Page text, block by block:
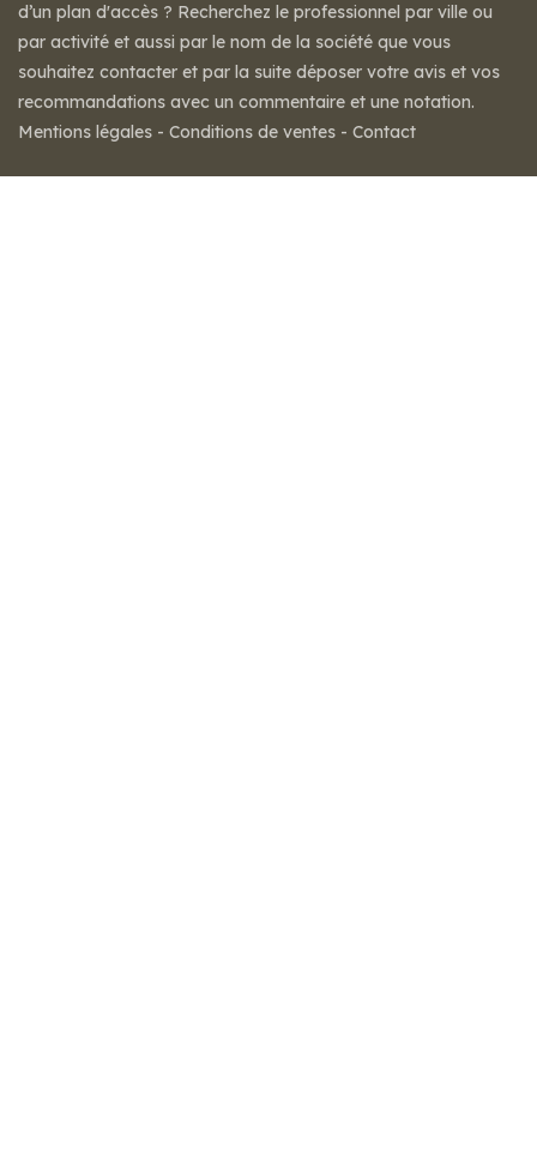
d’un plan d'accès ? Recherchez le professionnel par ville ou
par activité et aussi par le nom de la société que vous
souhaitez contacter et par la suite déposer votre avis et vos
recommandations avec un commentaire et une notation.
Mentions légales - Conditions de ventes - Contact